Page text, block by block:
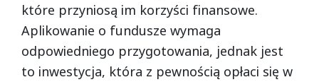
które przyniosą im korzyści finansowe.
Aplikowanie o fundusze wymaga
odpowiedniego przygotowania, jednak jest
to inwestycja, która z pewnością opłaci się w